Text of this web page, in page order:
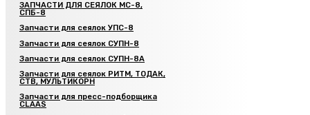
ЗАПЧАСТИ ДЛЯ СЕЯЛОК МС-8,
СПБ-8
Запчасти для сеялок УПС-8
Запчасти для сеялок СУПН-8
Запчасти для сеялок СУПН-8А
Запчасти для сеялок РИТМ, ТОДАК,
СТВ, МУЛЬТИКОРН
Запчасти для пресс-подборщика
CLAAS